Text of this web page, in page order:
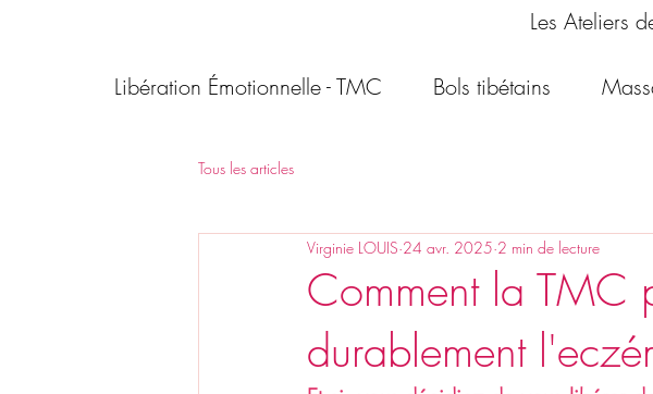
Les Ateliers
Libération Émotionnelle - TMC Bols tibétains
Tous les articles
Comment la TMC
durablement
Virginie LOUIS 24 avr. 2025 2 min de lecture